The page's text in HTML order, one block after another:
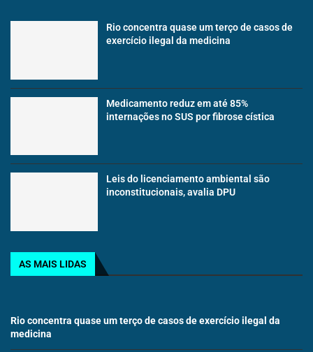
Rio concentra quase um terço de casos de
exercício ilegal da medicina
Medicamento reduz em até 85%
internações no SUS por fibrose cística
Leis do licenciamento ambiental são
inconstitucionais, avalia DPU
AS MAIS LIDAS
Rio concentra quase um terço de casos de exercício ilegal da
medicina